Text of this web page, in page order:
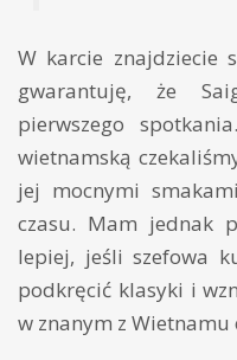
W karcie znajdziecie
gwarantuję, że
pierwszego
wietnamską
jej mocnymi
czasu. Mam jednak
lepiej, jeśli szefowa
podkręcić klasyki i
w znanym z Wietnamu